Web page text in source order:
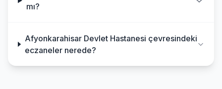
mı?
Afyonkarahisar Devlet Hastanesi çevresindeki
eczaneler nerede?